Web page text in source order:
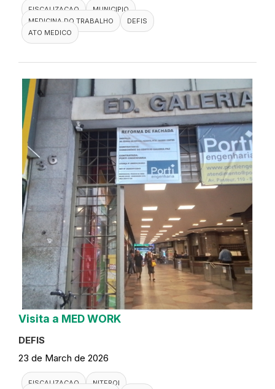
FISCALIZACAO
MUNICIPIO
MEDICINA DO TRABALHO
DEFIS
ATO MEDICO
Visita a MED WORK
DEFIS
23 de March de 2026
FISCALIZACAO
NITEROI